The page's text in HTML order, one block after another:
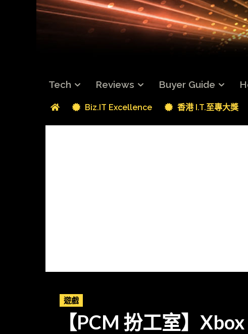
Tech Reviews Buyer Guide
Biz.IT Excellence 香港 I.T.至專大獎
遊戲
【PCM 扮工室】